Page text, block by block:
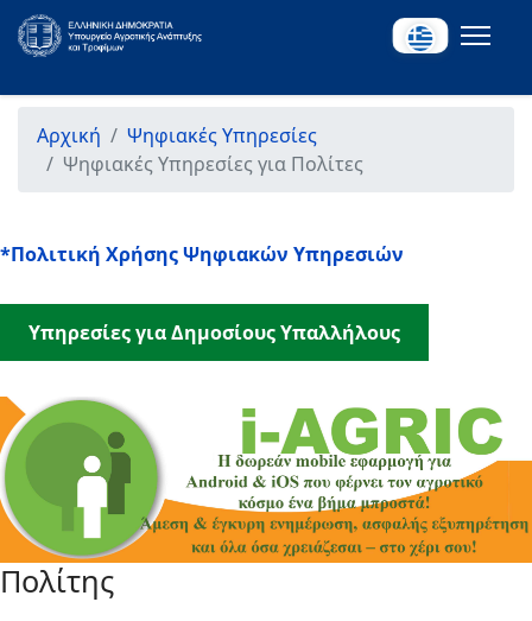
Αρχική
Ψηφιακές Υπηρεσίες
Ψηφιακές Υπηρεσίες για Πολίτες
*Πολιτική Χρήσης Ψηφιακών Υπηρεσιών
Υπηρεσίες για Δημοσίους Υπαλλήλους
Πολίτης